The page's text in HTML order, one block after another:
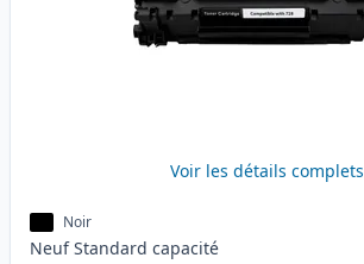
Voir les détails complets
Noir
Neuf Standard capacité